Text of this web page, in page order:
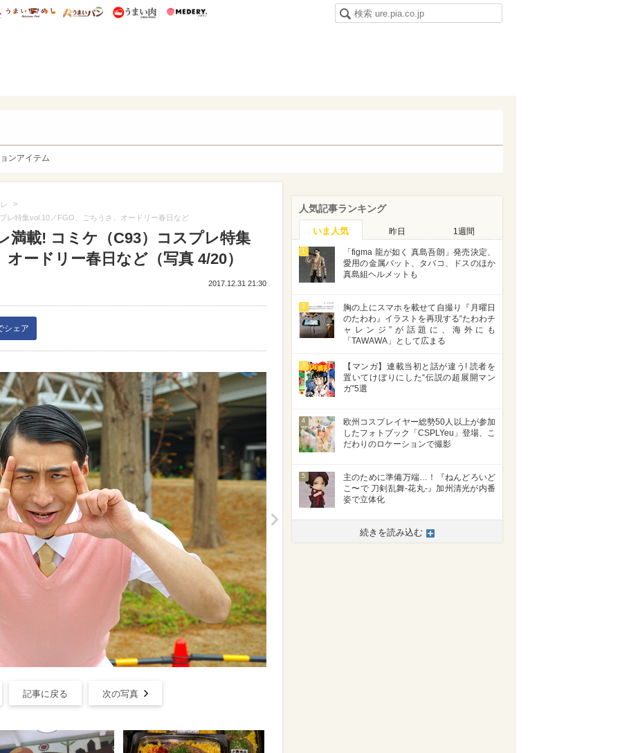
研 ディズニー特集
mimot. うまいめし うまいパン うまい肉
ンアイテム
>
レ特集vol.10／FGO、ごちうさ、オードリー春日など
満載! コミケ（C93）コスプレ特集
ードリー春日など（写真 4/20）
2017.12.31 21:30
シェア
>
記事に戻る 次の写真
人気記事ランキング
いま人気 昨日 1週間
1
「figma 龍が如く 真島吾朗」発売決定、
愛用の金属バット、タバコ、ドスのほか
真島組ヘルメットも
2
胸の上にスマホを載せて自撮り『月曜日
のたわわ』イラストを再現する“たわわチ
ャレンジ”が話題に、海外にも
「TAWAWA」として広まる
3
【マンガ】連載当初と話が違う! 読者を
置いてけぼりにした“伝説の超展開マン
ガ”5選
4
欧州コスプレイヤー総勢50人以上が参加
したフォトブック「CSPLYeu」登場、こ
だわりのロケーションで撮影
5
主のために準備万端…！『ねんどろいど
こ〜で 刀剣乱舞-花丸-』加州清光が内番
姿で立体化
続きを読み込む